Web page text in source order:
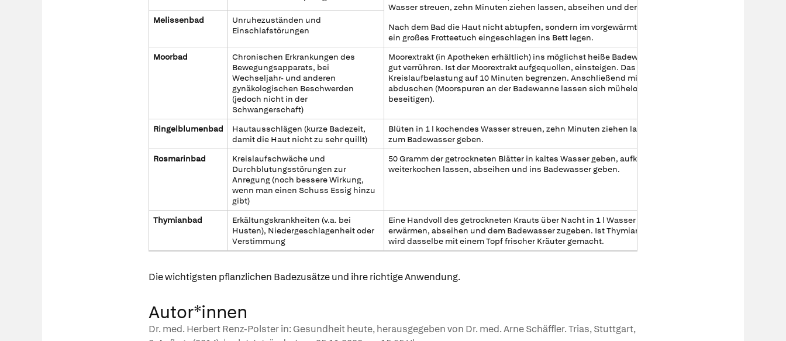
Wasser streuen, zehn Minuten ziehen lassen, abseihen und dem Badewasser zugeben.
Nach dem Bad die Haut nicht abtupfen, sondern im vorgewärmten Bademantel oder in
ein großes Frotteetuch eingeschlagen ins Bett legen.
Melissenbad
Unruhezuständen und
Einschlafstörungen
Moorbad
Chronischen Erkrankungen des
Bewegungsapparats, bei
Wechseljahr- und anderen
gynäkologischen Beschwerden
(jedoch nicht in der
Schwangerschaft)
Moorextrakt (in Apotheken erhältlich) ins möglichst heiße Badewasser (38–40 °C) geben,
gut verrühren. Ist der Moorextrakt aufgequollen, einsteigen. Das Bad wegen der
Kreislaufbelastung auf 10 Minuten begrenzen. Anschließend mit warmem Wasser
abduschen (Moorspuren an der Badewanne lassen sich mühelos durch klares Wasser
beseitigen).
Ringelblumenbad
Hautausschlägen (kurze Badezeit,
damit die Haut nicht zu sehr quillt)
Blüten in 1 l kochendes Wasser streuen, zehn Minuten ziehen lassen, abseihen und
zum Badewasser geben.
Rosmarinbad
Kreislaufschwäche und
Durchblutungsstörungen zur
Anregung (noch bessere Wirkung,
wenn man einen Schuss Essig hinzu
gibt)
50 Gramm der getrockneten Blätter in kaltes Wasser geben, aufkochen und 10 Minuten
weiterkochen lassen, abseihen und ins Badewasser geben.
Thymianbad
Erkältungskrankheiten (v.a. bei
Husten), Niedergeschlagenheit oder
Verstimmung
Eine Handvoll des getrockneten Krauts über Nacht in 1 l Wasser kalt ansetzen,
erwärmen, abseihen und dem Badewasser zugeben. Ist Thymian frisch verfügbar, so
wird dasselbe mit einem Topf frischer Kräuter gemacht.
Die wichtigsten pflanzlichen Badezusätze und ihre richtige Anwendung.
Autor*innen
Dr. med. Herbert Renz-Polster in: Gesundheit heute, herausgegeben von Dr. med. Arne Schäffler. Trias, Stuttgart,